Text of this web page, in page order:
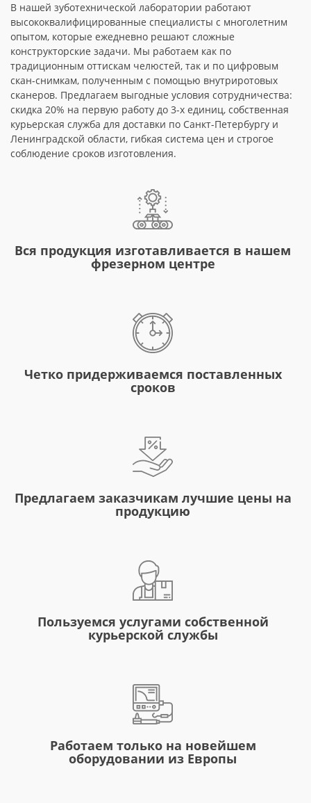
В нашей зуботехнической лаборатории работают
высококвалифицированные специалисты с многолетним
опытом, которые ежедневно решают сложные
конструкторские задачи. Мы работаем как по
традиционным оттискам челюстей, так и по цифровым
скан-снимкам, полученным с помощью внутриротовых
сканеров. Предлагаем выгодные условия сотрудничества:
скидка 20% на первую работу до 3-х единиц, собственная
курьерская служба для доставки по Санкт-Петербургу и
Ленинградской области, гибкая система цен и строгое
соблюдение сроков изготовления.
Вся продукция изготавливается в нашем
фрезерном центре
Четко придерживаемся поставленных
сроков
Предлагаем заказчикам лучшие цены на
продукцию
Пользуемся услугами собственной
курьерской службы
Работаем только на новейшем
оборудовании из Европы